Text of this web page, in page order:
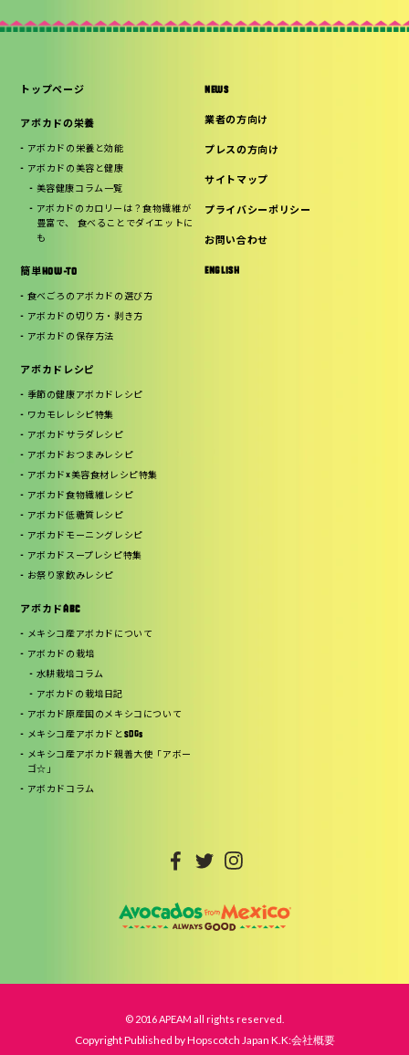
トップページ
アボカドの栄養
アボカドの栄養と効能
アボカドの美容と健康
美容健康コラム一覧
アボカドのカロリーは？食物繊維が
豊富で、 食べることでダイエットに
も
簡単HOW-TO
食べごろのアボカドの選び方
アボカドの切り方・剥き方
アボカドの保存方法
アボカドレシピ
季節の健康アボカドレシピ
ワカモレレシピ特集
アボカドサラダレシピ
アボカドおつまみレシピ
アボカド×美容食材レシピ特集
アボカド食物繊維レシピ
アボカド低糖質レシピ
アボカドモーニングレシピ
アボカドスープレシピ特集
お祭り家飲みレシピ
アボカドABC
メキシコ産アボカドについて
アボカドの栽培
水耕栽培コラム
アボカドの栽培日記
アボカド原産国のメキシコについて
メキシコ産アボカドとSDGs
メキシコ産アボカド親善大使「アボー
ゴ☆」
アボカドコラム
NEWS
業者の方向け
プレスの方向け
サイトマップ
プライバシーポリシー
お問い合わせ
ENGLISH
© 2016 APEAM all rights reserved.
Copyright Published by Hopscotch Japan K.K:会社概要